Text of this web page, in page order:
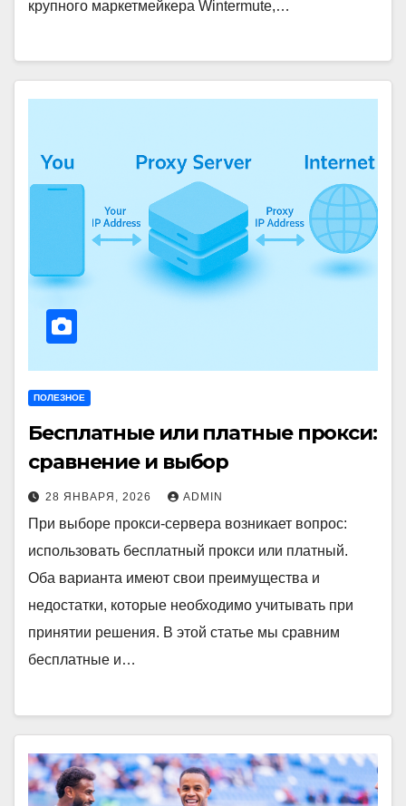
крупного маркетмейкера Wintermute,…
ПОЛЕЗНОЕ
Бесплатные или платные прокси:
сравнение и выбор
28 ЯНВАРЯ, 2026 ADMIN
При выборе прокси-сервера возникает вопрос:
использовать бесплатный прокси или платный.
Оба варианта имеют свои преимущества и
недостатки, которые необходимо учитывать при
принятии решения. В этой статье мы сравним
бесплатные и…